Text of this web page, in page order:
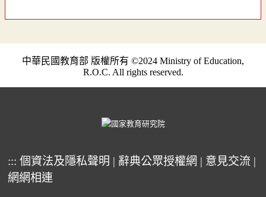
中華民國教育部 版權所有 ©2024 Ministry of Education,
R.O.C. All rights reserved.
::: 個資法及隱私聲明 | 辭典公眾授權網 | 意見交流 |
網網相連